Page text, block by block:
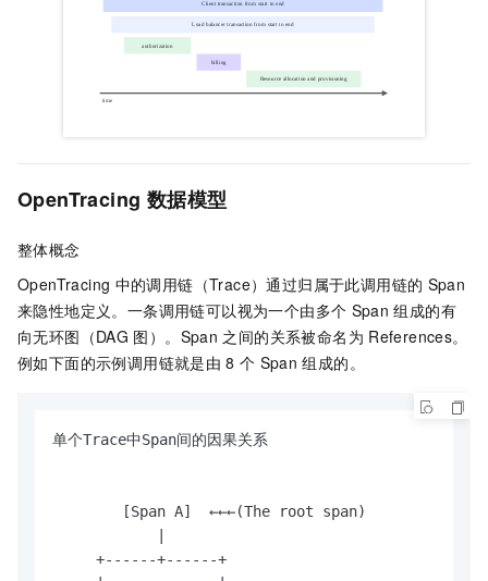
OpenTracing 数据模型
整体概念
OpenTracing 中的调用链（Trace）通过归属于此调用链的 Span
来隐性地定义。一条调用链可以视为一个由多个 Span 组成的有
向无环图（DAG 图）。Span 之间的关系被命名为 References。
例如下面的示例调用链就是由 8 个 Span 组成的。
单个Trace中Span间的因果关系
        [Span A]  ←←←(The root span)
     +------+------+